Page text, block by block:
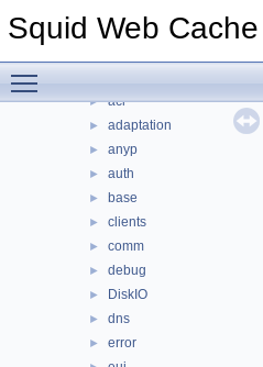
Squid Web Cache
► lib
► acl
► adaptation
► anyp
► auth
► base
► clients
► comm
► debug
► DiskIO
► dns
► error